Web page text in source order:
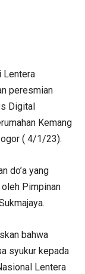
Lentera
peresmian
Digital
Kemang
( 4/1/23).
do’a yang
Pimpinan
bahwa
syukur kepada
Lentera